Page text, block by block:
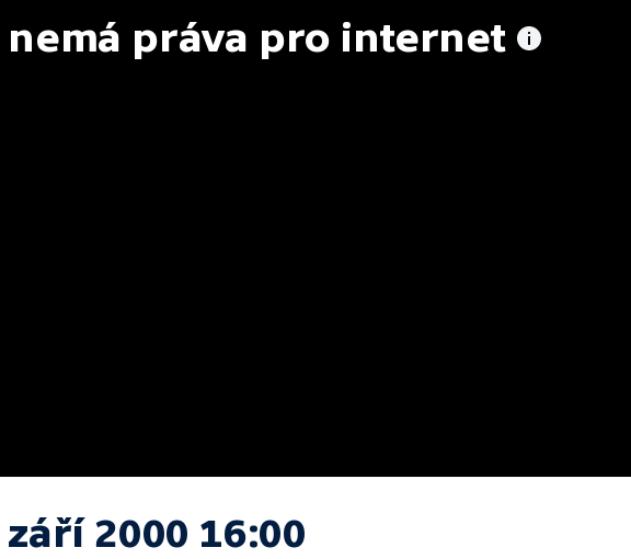
nemá práva pro internet
září 2000 16:00